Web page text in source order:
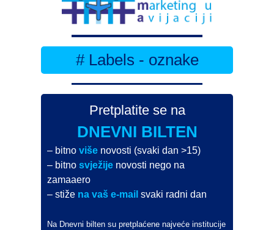
# Labels - oznake
Pretplatite se na
DNEVNI BILTEN
– bitnoviše novosti (svaki dan >15)
– bitnosvježije novosti nego na
zamaaero
– stiže na vaš e-mail svaki radni dan
Na Dnevni bilten su pretplaćene najveće institucije